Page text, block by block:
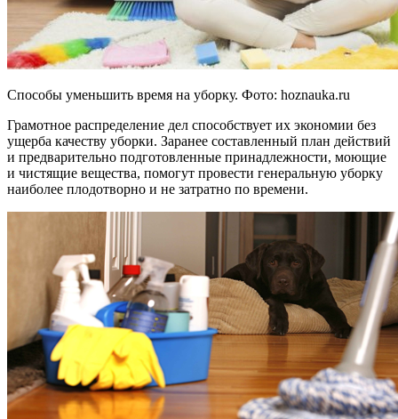
Способы уменьшить время на уборку. Фото: hoznauka.ru
Грамотное распределение дел способствует их экономии без
ущерба качеству уборки. Заранее составленный план действий
и предварительно подготовленные принадлежности, моющие
и чистящие вещества, помогут провести генеральную уборку
наиболее плодотворно и не затратно по времени.